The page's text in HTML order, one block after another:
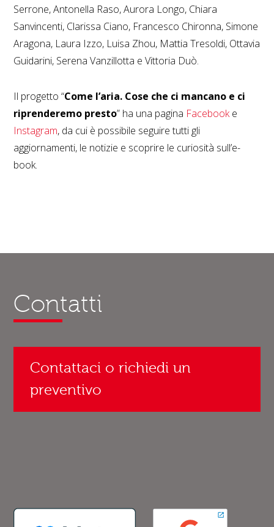
Serrone, Antonella Raso, Aurora Longo, Chiara
Sanvincenti, Clarissa Ciano, Francesco Chironna, Simone
Aragona, Laura Izzo, Luisa Zhou, Mattia Tresoldi, Ottavia
Guidarini, Serena Vanzillotta e Vittoria Duò.
Il progetto “Come l’aria. Cose che ci mancano e ci
riprenderemo presto” ha una pagina Facebooke
Instagram, da cui è possibile seguire tutti gli
aggiornamenti, le notizie e scoprire le curiosità sull’e-
book.
Contatti
Contattaci o richiedi un
preventivo